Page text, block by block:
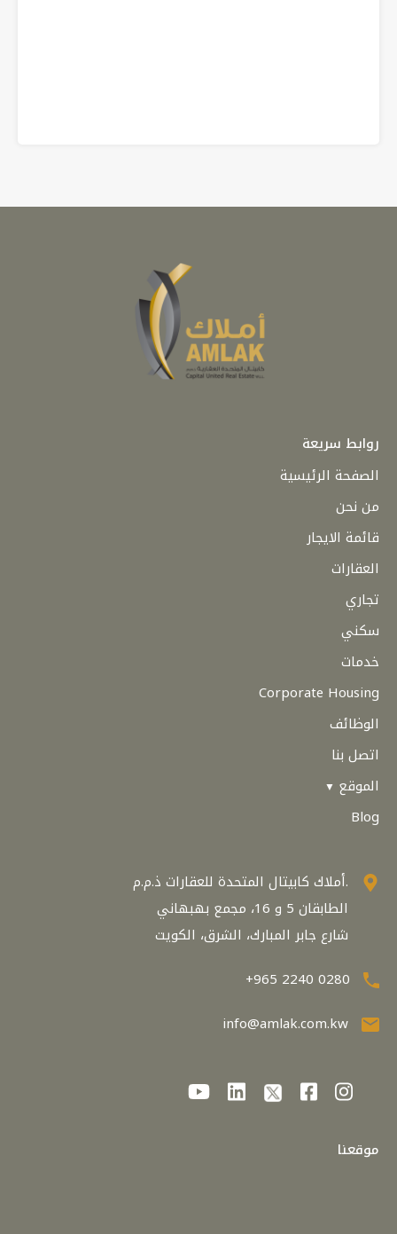
روابط سريعة
الصفحة الرئيسية
من نحن
قائمة الايجار
العقارات
تجاري
سكني
خدمات
Corporate Housing
الوظائف
اتصل بنا
الموقع
Blog
أملاك كابيتال المتحدة للعقارات ذ.م.م.
الطابقان 5 و 16، مجمع بهبهاني
شارع جابر المبارك، الشرق، الكويت
+965 2240 0280
info@amlak.com.kw
موقعنا